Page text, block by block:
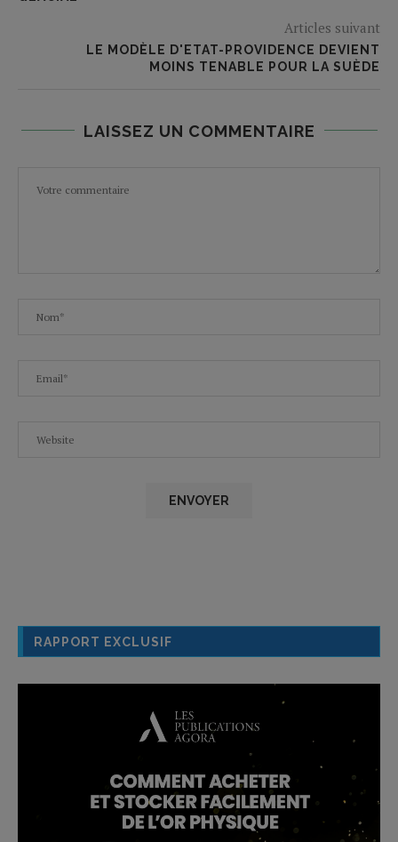
Articles suivant
LE MODÈLE D'ETAT-PROVIDENCE DEVIENT
MOINS TENABLE POUR LA SUÈDE
LAISSEZ UN COMMENTAIRE
RAPPORT EXCLUSIF